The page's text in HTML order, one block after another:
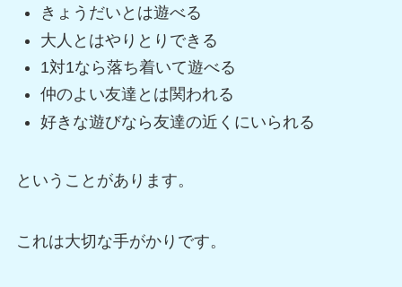
きょうだいとは遊べる
大人とはやりとりできる
1対1なら落ち着いて遊べる
仲のよい友達とは関われる
好きな遊びなら友達の近くにいられる
ということがあります。
これは大切な手がかりです。